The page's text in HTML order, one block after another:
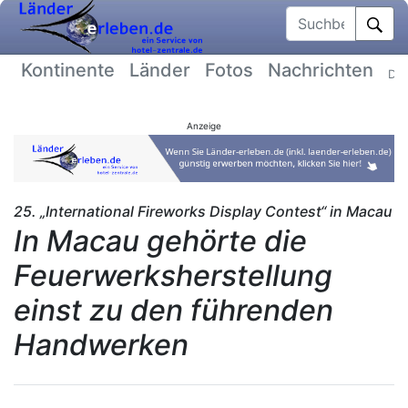
Suchbegriff
Kontinente Länder Fotos Nachrichten
Anzeige
25. „International Fireworks Display Contest“ in Macau
In Macau gehörte die
Feuerwerksherstellung
einst zu den führenden
Handwerken